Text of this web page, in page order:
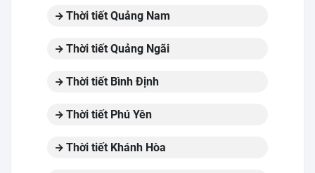
Thời tiết Quảng Nam
Thời tiết Quảng Ngãi
Thời tiết Bình Định
Thời tiết Phú Yên
Thời tiết Khánh Hòa